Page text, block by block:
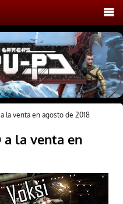
la venta en agosto de 2018
a la venta en